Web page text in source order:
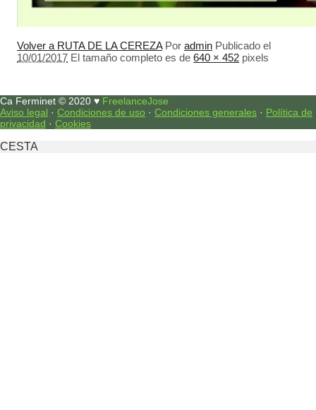
Volver a RUTA DE LA CEREZA Por admin Publicado el
10/01/2017 El tamaño completo es de 640 × 452 pixels
Ca Ferminet © 2020 ♥ FreelanceJose
Aviso legal · Condiciones de uso · Condiciones generales · Política de
privacidad · Cookies
CESTA